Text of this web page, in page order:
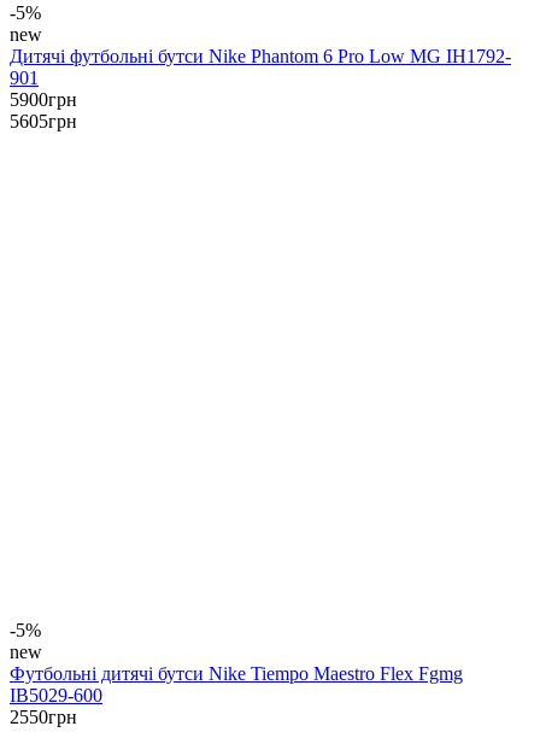
-5%
new
Дитячі футбольні бутси Nike Phantom 6 Pro Low MG IH1792-
901
5900грн
5605грн
-5%
new
Футбольні дитячі бутси Nike Tiempo Maestro Flex Fgmg
IB5029-600
2550грн